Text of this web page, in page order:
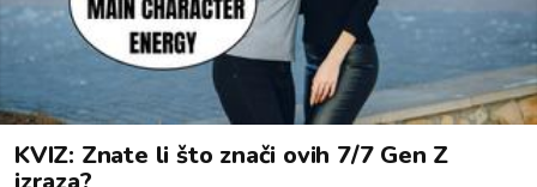
KVIZ: Znate li što znači ovih 7/7 Gen Z